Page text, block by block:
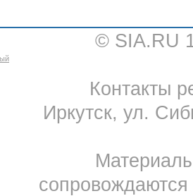
© SIA.RU
Контакты
Иркутск, ул.